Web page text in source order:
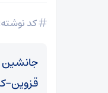
کد نوشته:
جانشین
قزوین-